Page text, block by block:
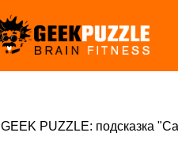
GEEK PUZZLE: подсказка